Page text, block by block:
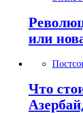
или
Что